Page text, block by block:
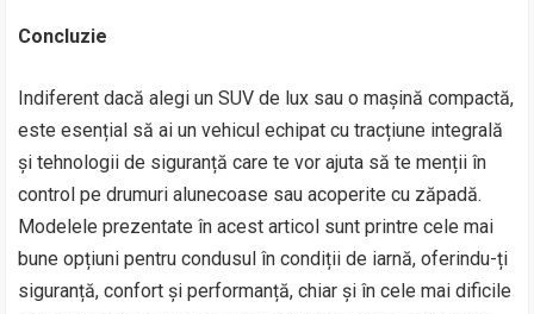
Concluzie
Indiferent dacă alegi un SUV de lux sau o mașină compactă,
este esențial să ai un vehicul echipat cu tracțiune integrală
și tehnologii de siguranță care te vor ajuta să te menții în
control pe drumuri alunecoase sau acoperite cu zăpadă.
Modelele prezentate în acest articol sunt printre cele mai
bune opțiuni pentru condusul în condiții de iarnă, oferindu-ți
siguranță, confort și performanță, chiar și în cele mai dificile